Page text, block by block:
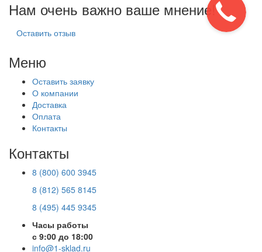
Нам очень важно ваше мнение!
Оставить отзыв
Меню
Оставить заявку
О компании
Доставка
Оплата
Контакты
Контакты
8 (800) 600 3945
8 (812) 565 8145
8 (495) 445 9345
Часы работы
с 9:00 до 18:00
info@1-sklad.ru